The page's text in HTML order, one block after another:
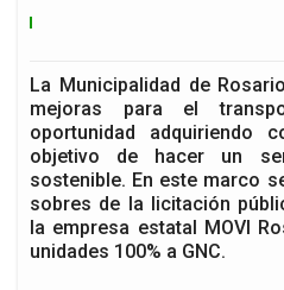
La Municipalidad de
mejoras para el
oportunidad adquiriendo
objetivo de hacer un
sostenible. En este marco
sobres de la licitación
la empresa estatal MOVI
unidades 100% a GNC.